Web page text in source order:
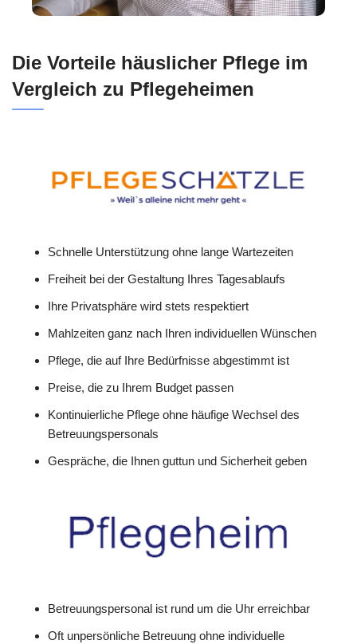
Die Vorteile häuslicher Pflege im
Vergleich zu Pflegeheimen
Schnelle Unterstützung ohne lange Wartezeiten
Freiheit bei der Gestaltung Ihres Tagesablaufs
Ihre Privatsphäre wird stets respektiert
Mahlzeiten ganz nach Ihren individuellen Wünschen
Pflege, die auf Ihre Bedürfnisse abgestimmt ist
Preise, die zu Ihrem Budget passen
Kontinuierliche Pflege ohne häufige Wechsel des
Betreuungspersonals
Gespräche, die Ihnen guttun und Sicherheit geben
Betreuungspersonal ist rund um die Uhr erreichbar
Oft unpersönliche Betreuung ohne individuelle